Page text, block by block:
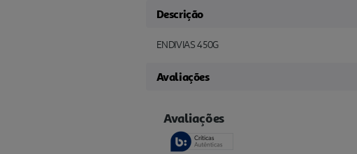
Descrição
ENDIVIAS 450G
Avaliações